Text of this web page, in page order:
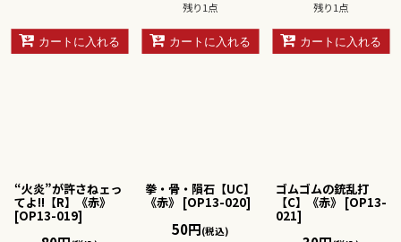
カートに入れる
残り1点
カートに入れる
残り1点
カートに入れる
“火炎”が許さねェっ
てよ!!【R】《赤》
[OP13-019]
拳・骨・隕石【UC】
《赤》 [OP13-020]
50円(税込)
ゴムゴムの銃乱打
【C】《赤》 [OP13-
021]